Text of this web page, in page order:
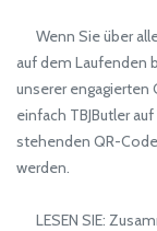
Wenn Sie über
auf dem Laufenden
unserer engagierten
einfach TBJButler
stehenden QR-
werden.
LESEN SIE: